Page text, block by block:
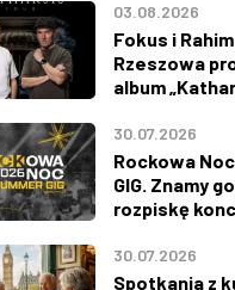
03.08.2026
Fokus i
Rzeszowa
album
30.07.2026
Rockowa
GIG. Znamy
rozpiskę
30.07.2026
Spotkania z